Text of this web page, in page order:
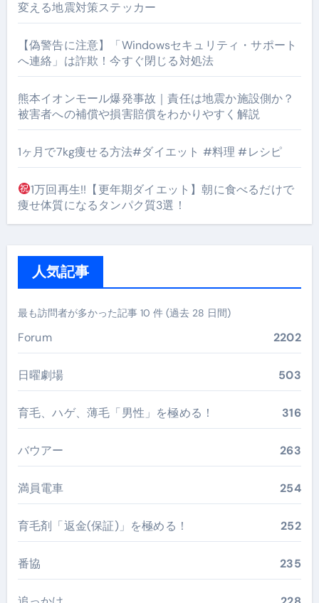
変える地震対策ステッカー
【偽警告に注意】「Windowsセキュリティ・サポート
へ連絡」は詐欺！今すぐ閉じる対処法
熊本イオンモール爆発事故｜責任は地震か施設側か？
被害者への補償や損害賠償をわかりやすく解説
1ヶ月で7kg痩せる方法#ダイエット #料理 #レシピ
1万回再生!!【更年期ダイエット】朝に食べるだけで
痩せ体質になるタンパク質3選！
人気記事
最も訪問者が多かった記事 10 件 (過去 28 日間)
Forum 2202
日曜劇場 503
育毛、ハゲ、薄毛「男性」を極める！ 316
バウアー 263
満員電車 254
育毛剤「返金(保証)」を極める！ 252
番協 235